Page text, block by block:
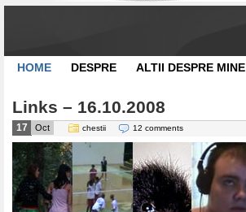
HOME DESPRE ALTII DESPRE MINE
Links – 16.10.2008
17 Oct chestii 12 comments